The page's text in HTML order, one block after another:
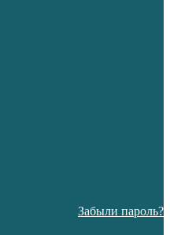
Забыли пароль?